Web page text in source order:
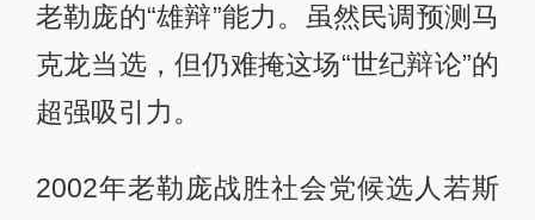
老勒庞的“雄辩”能力。虽然民调预测马
克龙当选，但仍难掩这场“世纪辩论”的
超强吸引力。
2002年老勒庞战胜社会党候选人若斯